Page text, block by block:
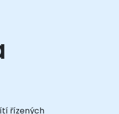
řízených